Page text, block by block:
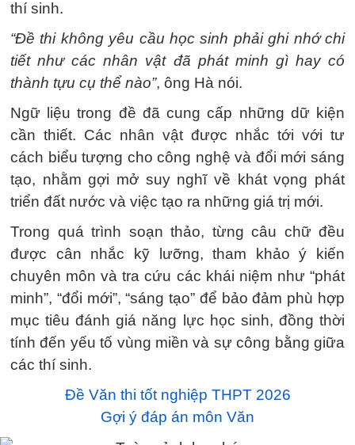
thí sinh.
“Đề thi không yêu cầu học sinh phải ghi nhớ chi
tiết như các nhân vật đã phát minh gì hay có
thành tựu cụ thể nào”, ông Hà nói.
Ngữ liệu trong đề đã cung cấp những dữ kiện
cần thiết. Các nhân vật được nhắc tới với tư
cách biểu tượng cho công nghệ và đổi mới sáng
tạo, nhằm gợi mở suy nghĩ về khát vọng phát
triển đất nước và việc tạo ra những giá trị mới.
Trong quá trình soạn thảo, từng câu chữ đều
được cân nhắc kỹ lưỡng, tham khảo ý kiến
chuyên môn và tra cứu các khái niệm như “phát
minh”, “đổi mới”, “sáng tạo” để bảo đảm phù hợp
mục tiêu đánh giá năng lực học sinh, đồng thời
tính đến yếu tố vùng miền và sự công bằng giữa
các thí sinh.
Đề Văn thi tốt nghiệp THPT 2026
Gợi ý đáp án môn Văn